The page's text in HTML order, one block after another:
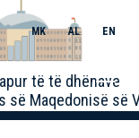
të të dhënave
së Maqedonisë së
MK AL EN
Toggle